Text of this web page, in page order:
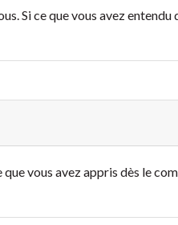
Si ce que vous avez
vous avez appris dès le